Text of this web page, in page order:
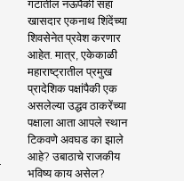
गटातील नऊपैकी सहा
खासदार एकनाथ शिंदेंच्या
शिवसेनेत प्रवेश करणार
आहेत. मात्र, एकेकाळी
महाराष्ट्रातील प्रमुख
प्रादेशिक पक्षांपैकी एक
असलेल्या उद्धव ठाकरेंच्या
पक्षाला आता आपले स्थान
टिकवणे अवघड का झाले
आहे? उबाठाचे राजकीय
भविष्य काय असेल?